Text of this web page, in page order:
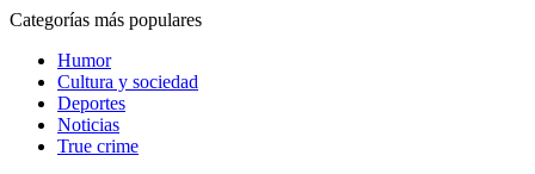
Categorías más populares
Humor
Cultura y sociedad
Deportes
Noticias
True crime